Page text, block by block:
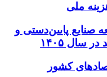
ملی
صنایع پایین‌دستی و
سال ۱۴۰۵